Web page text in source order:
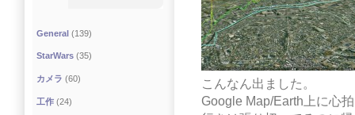
こんなん出ました。
Google Map/Earth上に心
General (139)
StarWars (35)
カメラ (60)
工作 (24)